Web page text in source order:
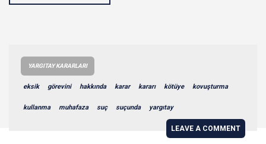
YARGITAY KARARLARI
eksik görevini hakkında karar kararı kötüye kovuşturma
kullanma muhafaza suç suçunda yargıtay
LEAVE A COMMENT